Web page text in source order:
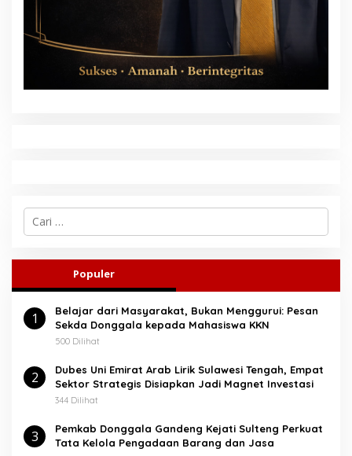
C
i
n
u
k
Populer
1
Belajar dari Masyarakat, Bukan Menggurui: Pesan
Sekda Donggala kepada Mahasiswa KKN
500 Dilihat
2
Dubes Uni Emirat Arab Lirik Sulawesi Tengah, Empat
Sektor Strategis Disiapkan Jadi Magnet Investasi
344 Dilihat
3
Pemkab Donggala Gandeng Kejati Sulteng Perkuat
Tata Kelola Pengadaan Barang dan Jasa